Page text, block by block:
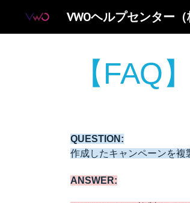
VWOヘルプセンター（
【FAQ
QUESTION:
作成したキャンペーンを複
ANSWER: